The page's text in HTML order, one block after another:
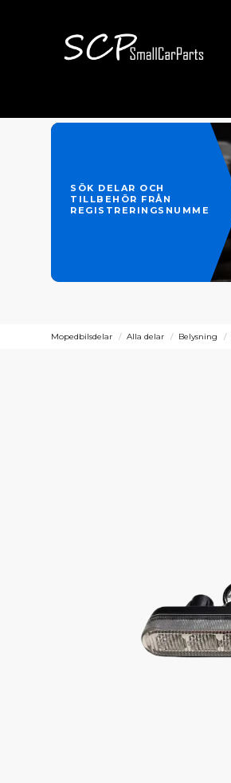
SÖK DELAR OCH
TILLBEHÖR FRÅN
REGISTRERINGSNUMMER
Mopedbilsdelar Alla delar Belysning